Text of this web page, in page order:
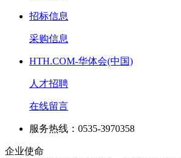
招标信息
采购信息
HTH.COM-华体会(中国)
人才招聘
在线留言
服务热线：0535-3970358
企业使命